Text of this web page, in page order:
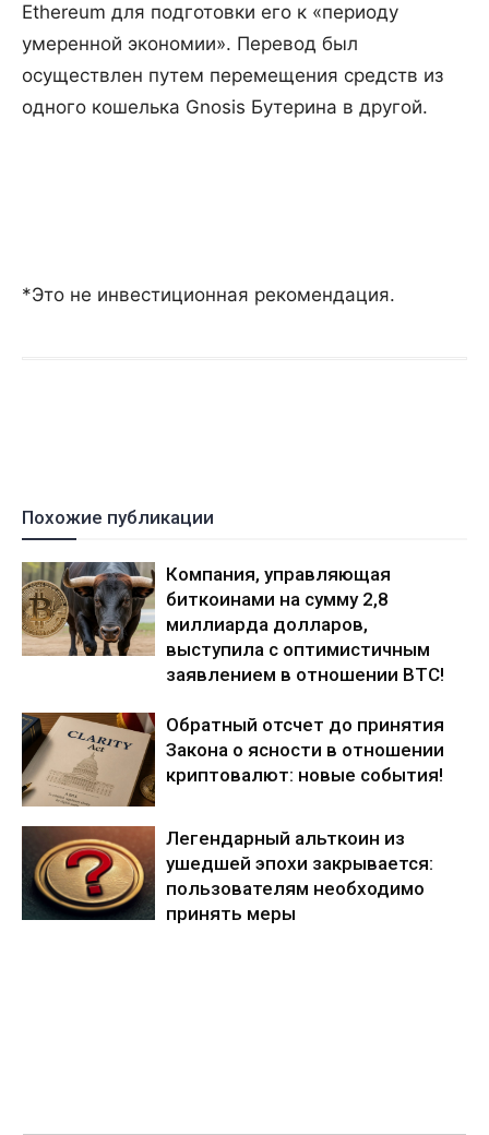
Ethereum для подготовки его к «периоду
умеренной экономии». Перевод был
осуществлен путем перемещения средств из
одного кошелька Gnosis Бутерина в другой.
*Это не инвестиционная рекомендация.
Похожие публикации
Компания, управляющая
биткоинами на сумму 2,8
миллиарда долларов,
выступила с оптимистичным
заявлением в отношении BTC!
Обратный отсчет до принятия
Закона о ясности в отношении
криптовалют: новые события!
Легендарный альткоин из
ушедшей эпохи закрывается:
пользователям необходимо
принять меры